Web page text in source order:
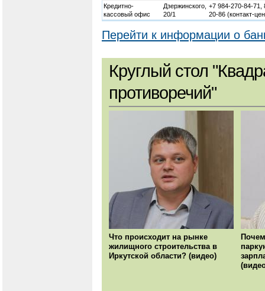
Кредитно-
кассовый офис
Дзержинского,
20/1
+7 984-270-84-71,
20-86 (контакт-
Перейти к информации о
Круглый стол
противоречий"
Что происходит на рынке
жилищного строительства в
Иркутской области? (видео)